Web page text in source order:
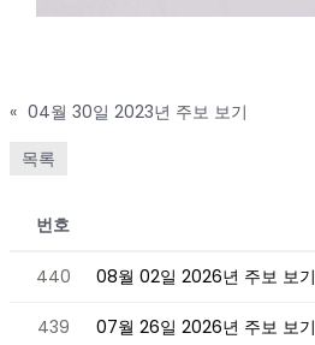
« 04월 30일 2023년 주보 보기
목록
번호
440 08월 02일 2026년 주보 보기
439 07월 26일 2026년 주보 보기